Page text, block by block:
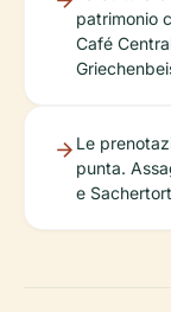
patrimonio
Café
Le
punta.
e